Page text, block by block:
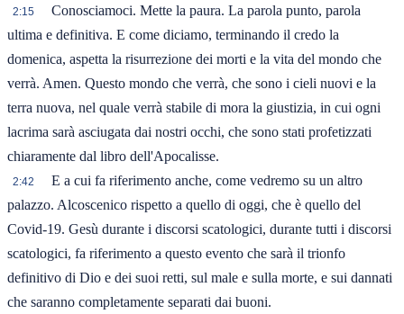
2:15
Conosciamoci. Mette la paura. La parola punto, parola
ultima e definitiva. E come diciamo, terminando il credo la
domenica, aspetta la risurrezione dei morti e la vita del mondo che
verrà. Amen. Questo mondo che verrà, che sono i cieli nuovi e la
terra nuova, nel quale verrà stabile di mora la giustizia, in cui ogni
lacrima sarà asciugata dai nostri occhi, che sono stati profetizzati
chiaramente dal libro dell'Apocalisse.
2:42
E a cui fa riferimento anche, come vedremo su un altro
palazzo. Alcoscenico rispetto a quello di oggi, che è quello del
Covid-19. Gesù durante i discorsi scatologici, durante tutti i discorsi
scatologici, fa riferimento a questo evento che sarà il trionfo
definitivo di Dio e dei suoi retti, sul male e sulla morte, e sui dannati
che saranno completamente separati dai buoni.